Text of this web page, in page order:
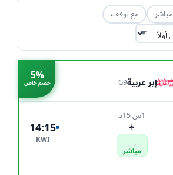
مباشر
مع توقف
5%
خصم خاص إير عربيةG9
1س 15د
✈
مباشر
14:15
KWI